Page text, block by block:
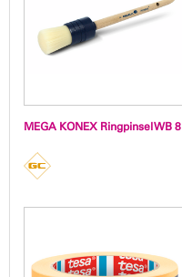
MEGA KONEX Ringpinsel WB 8